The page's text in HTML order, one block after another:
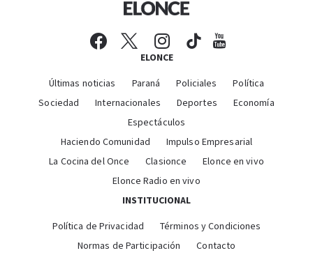
ELONCE
Últimas noticias Paraná Policiales
Política
Sociedad
Internacionales Deportes
Economía
Espectáculos
Haciendo Comunidad
Impulso Empresarial
La Cocina del Once
Clasionce
Elonce en vivo
Elonce Radio en vivo
INSTITUCIONAL
Política de Privacidad
Términos y Condiciones
Normas de Participación
Contacto